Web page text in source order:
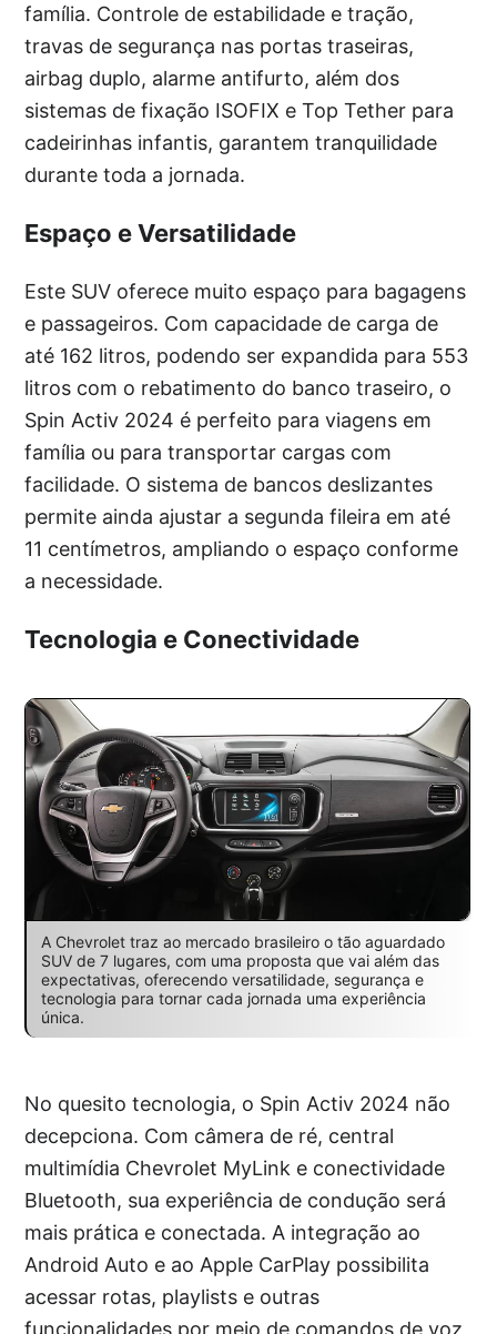
família. Controle de estabilidade e tração,
travas de segurança nas portas traseiras,
airbag duplo, alarme antifurto, além dos
sistemas de fixação ISOFIX e Top Tether para
cadeirinhas infantis, garantem tranquilidade
durante toda a jornada.
Espaço e Versatilidade
Este SUV oferece muito espaço para bagagens
e passageiros. Com capacidade de carga de
até 162 litros, podendo ser expandida para 553
litros com o rebatimento do banco traseiro, o
Spin Activ 2024 é perfeito para viagens em
família ou para transportar cargas com
facilidade. O sistema de bancos deslizantes
permite ainda ajustar a segunda fileira em até
11 centímetros, ampliando o espaço conforme
a necessidade.
Tecnologia e Conectividade
A Chevrolet traz ao mercado brasileiro o tão aguardado
SUV de 7 lugares, com uma proposta que vai além das
expectativas, oferecendo versatilidade, segurança e
tecnologia para tornar cada jornada uma experiência
única.
No quesito tecnologia, o Spin Activ 2024 não
decepciona. Com câmera de ré, central
multimídia Chevrolet MyLink e conectividade
Bluetooth, sua experiência de condução será
mais prática e conectada. A integração ao
Android Auto e ao Apple CarPlay possibilita
acessar rotas, playlists e outras
funcionalidades por meio de comandos de voz,